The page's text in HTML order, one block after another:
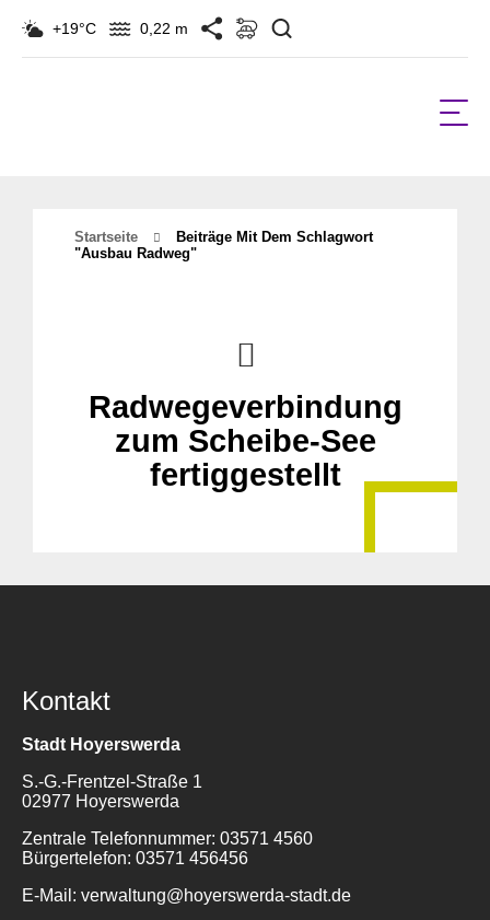
+19°C 0,22 m
Startseite
Beiträge Mit Dem Schlagwort
"ausbau Radweg"
Radwegeverbindung
zum Scheibe-See
fertiggestellt
Kontakt
Stadt Hoyerswerda
S.-G.-Frentzel-Straße 1
02977 Hoyerswerda
Zentrale Telefonnummer: 03571 4560
Bürgertelefon: 03571 456456
E-Mail: verwaltung@hoyerswerda-stadt.de